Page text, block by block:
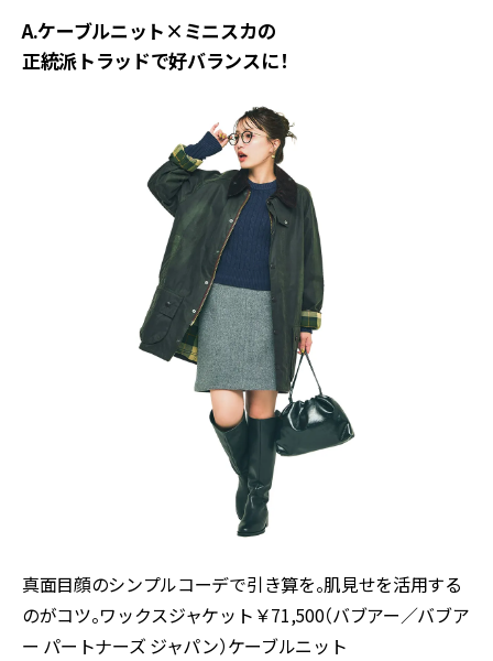
A.ケーブルニット×ミニスカの
正統派トラッドで好バランスに！
真面目顔のシンプルコーデで引き算を。肌見せを活用する
のがコツ。ワックスジャケット￥71,500（バブアー／バブア
ー パートナーズ ジャパン）ケーブルニット